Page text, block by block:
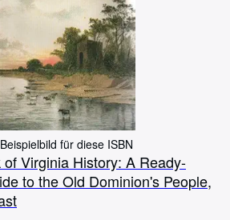
Beispielbild für diese ISBN
Virginia History: A Ready-
to the Old Dominion's People,